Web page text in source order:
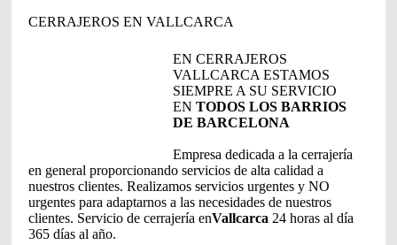
CERRAJEROS EN VALLCARCA
EN CERRAJEROS
VALLCARCA ESTAMOS
SIEMPRE A SU SERVICIO
EN TODOS LOS BARRIOS
DE BARCELONA
Empresa dedicada a la cerrajería
en general proporcionando servicios de alta calidad a
nuestros clientes. Realizamos servicios urgentes y NO
urgentes para adaptarnos a las necesidades de nuestros
clientes. Servicio de cerrajería enVallcarca 24 horas al día
365 días al año.